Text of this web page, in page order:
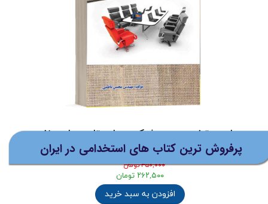
نظرات
کتاب آزمون های تضمینی مصاحبه حضوری
4-چهارده معصوم
6-نویسندگان و شاعران
مصاحبه تخصصی در شرکت های تابع وزارت نفت
- نشر رویای سبز
۳۵۰,۰۰۰ تومان
۲۶۲,۵۰۰ تومان
افزودن به سبد خرید
پرفروش ترین کتاب های استخدامی در ایران